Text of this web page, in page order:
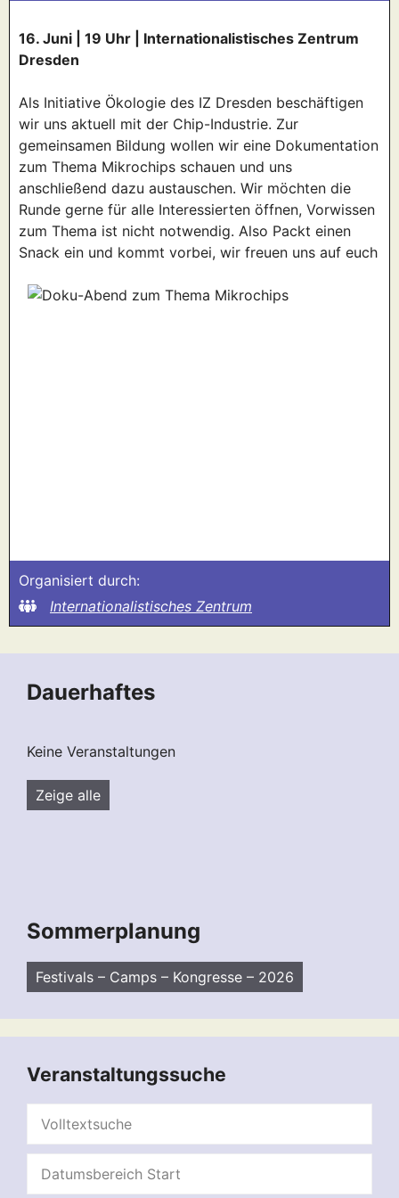
16. Juni | 19 Uhr | Internationalistisches Zentrum
Dresden
Als Initiative Ökologie des IZ Dresden beschäftigen
wir uns aktuell mit der Chip-Industrie. Zur
gemeinsamen Bildung wollen wir eine Dokumentation
zum Thema Mikrochips schauen und uns
anschließend dazu austauschen. Wir möchten die
Runde gerne für alle Interessierten öffnen, Vorwissen
zum Thema ist nicht notwendig. Also Packt einen
Snack ein und kommt vorbei, wir freuen uns auf euch
Organisiert durch:
Internationalistisches Zentrum
Dauerhaftes
Keine Veranstaltungen
Zeige alle
Sommerplanung
Festivals – Camps – Kongresse – 2026
Veranstaltungssuche